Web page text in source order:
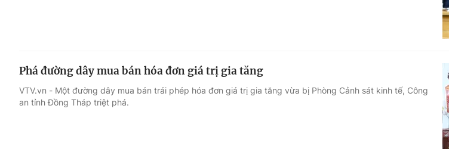
Phá đường dây mua bán hóa đơn giá trị gia tăng
VTV.vn - Một đường dây mua bán trái phép hóa đơn giá trị gia tăng vừa bị Phòng Cảnh sát kinh tế, Công
an tỉnh Đồng Tháp triệt phá.